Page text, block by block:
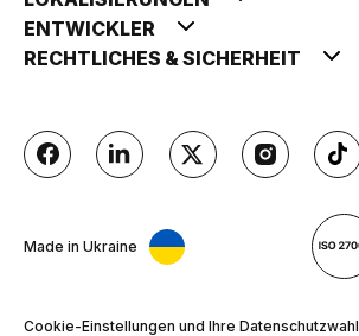
ENTWICKLER
RECHTLICHES & SICHERHEIT
Made in Ukraine
Cookie-Einstellungen und Ihre Datenschutzwahl